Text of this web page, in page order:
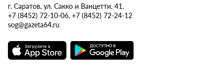
г. Саратов, ул. Сакко и Ванцетти, 41.
+7 (8452) 72-10-06, +7 (8452) 72-24-12
sog@gazeta64.ru